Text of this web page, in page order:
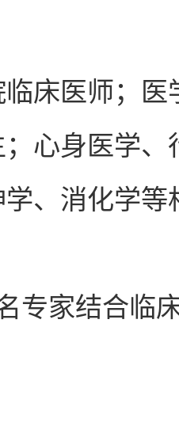
床医师；
心身医学
、消化学等
专家结合临